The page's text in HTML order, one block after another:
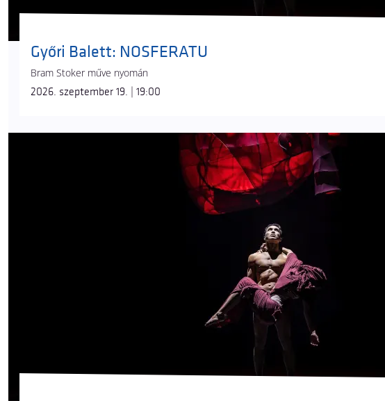
Győri Balett: NOSFERATU
Bram Stoker műve nyomán
2026. szeptember 19. | 19:00